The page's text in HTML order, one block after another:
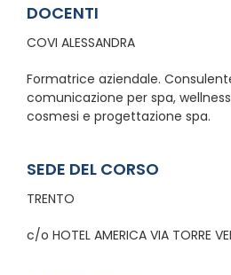
DOCENTI
COVI ALESSANDRA
Formatrice aziendale.
comunicazione per spa,
cosmesi e progettazione spa.
SEDE DEL CORSO
TRENTO
c/o HOTEL AMERICA VIA TORRE